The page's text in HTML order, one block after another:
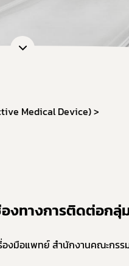
บรองเครื่องมือแพทย์เพื่อการส่
ริมการประกอบการเครื่องมือแ
Medical Device)
งทางการติดต่อกลุ่
งมือแพทย์ สำนักงานคณะกรรม